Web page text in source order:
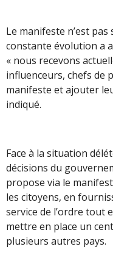
Le manifeste n’est
constante évolution a
« nous recevons
influenceurs, chefs de
manifeste et ajouter
indiqué.
Face à la situation
décisions du
propose via le
les citoyens, en
service de l’ordre tout
mettre en place un
plusieurs autres pays.